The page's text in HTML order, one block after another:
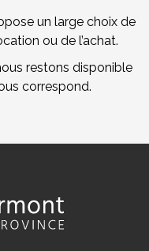
un large choix de
ou de l’achat.
restons disponible
correspond.